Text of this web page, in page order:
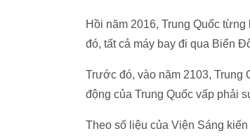
Hồi năm 2016, Trung Quốc
đó, tất cả máy bay đi qua Biển
Trước đó, vào năm 2103, Trung
động của Trung Quốc vấp phải
Theo số liệu của Viện Sáng